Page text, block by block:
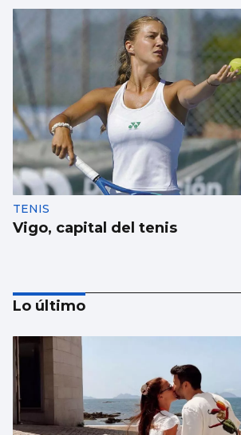
TENIS
Vigo, capital del tenis
Lo último